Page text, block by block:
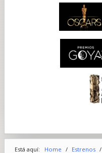
Está aquí: Home / Estrenos /